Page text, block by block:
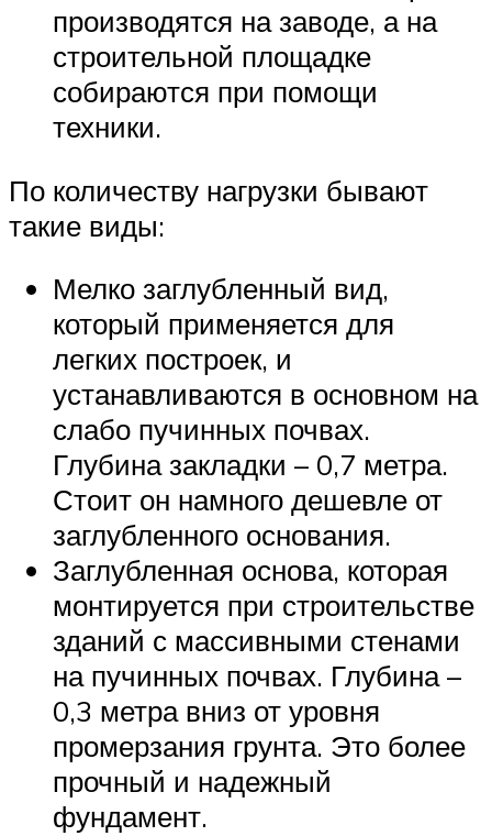
производятся на заводе, а на
строительной площадке
собираются при помощи
техники.
По количеству нагрузки бывают
такие виды:
Мелко заглубленный вид,
который применяется для
легких построек, и
устанавливаются в основном на
слабо пучинных почвах.
Глубина закладки – 0,7 метра.
Стоит он намного дешевле от
заглубленного основания.
Заглубленная основа, которая
монтируется при строительстве
зданий с массивными стенами
на пучинных почвах. Глубина –
0,3 метра вниз от уровня
промерзания грунта. Это более
прочный и надежный
фундамент.